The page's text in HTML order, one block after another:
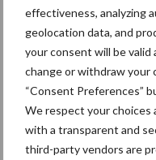
effectiveness, analyzing
geolocation data, and
your consent will be valid
change or withdraw your
“Consent Preferences”
We respect your choices
with a transparent and
third-party vendors are
Primaire
Recent nieuws